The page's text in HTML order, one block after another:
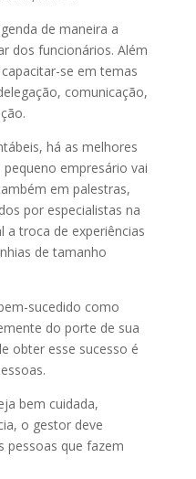
de maneira a
dos funcionários. Além
se em temas
comunicação,
há as melhores
empresário vai
em palestras,
por especialistas na
a troca de experiências
de tamanho
sucedido como
do porte de sua
obter esse sucesso é
bem cuidada,
o gestor deve
pessoas que fazem